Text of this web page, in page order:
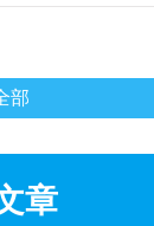
部
章